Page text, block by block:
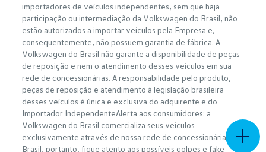
importadores de veículos independentes, sem que haja
participação ou intermediação da Volkswagen do Brasil, não
estão autorizados a importar veículos pela Empresa e,
consequentemente, não possuem garantia de fábrica. A
Volkswagen do Brasil não garante a disponibilidade de peças
de reposição e nem o atendimento desses veículos em sua
rede de concessionárias. A responsabilidade pelo produto,
peças de reposição e atendimento à legislação brasileira
desses veículos é única e exclusiva do adquirente e do
Importador IndependenteAlerta aos consumidores: a
Volkswagen do Brasil comercializa seus veículos
exclusivamente através de nossa rede de concessionárias no
Brasil, portanto, fique atento aos possíveis golpes e fake